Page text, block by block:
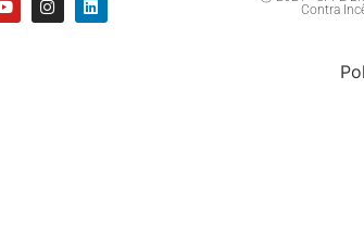
Contra